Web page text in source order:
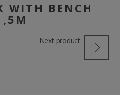
WITH BENCH
Next product